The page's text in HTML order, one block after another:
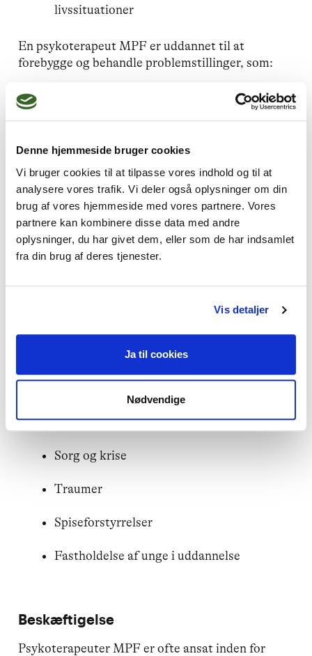
Denne hjemmeside bruger cookies
Vi bruger cookies til at tilpasse vores indhold og til at
analysere vores trafik. Vi deler også oplysninger om din
brug af vores hjemmeside med vores partnere. Vores
partnere kan kombinere disse data med andre
oplysninger, du har givet dem, eller som de har indsamlet
fra din brug af deres tjenester.
Vis detaljer
Ja til cookies
Nødvendige
livssituationer
En psykoterapeut MPF er uddannet til at
forebygge og behandle problemstillinger, som:
Mistrivsel hos børn og unge
Depression
Familieproblemer
Skilsmisse og parforholdsproblemer
Vold
Misbrug
Sorg og krise
Traumer
Spiseforstyrrelser
Fastholdelse af unge i uddannelse
Beskæftigelse
Psykoterapeuter MPF er ofte ansat inden for